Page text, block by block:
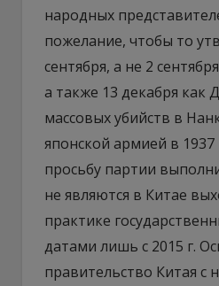
народных
пожелание, чтобы то
сентября, а не 2
а также 13 декабря как
массовых убийств в
японской армией в 1937
просьбу партии
не являются в Китае
практике
датами лишь с 2015 г.
правительство Китая с